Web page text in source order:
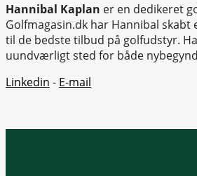
Hannibal Kaplan er en dedikeret
Golfmagasin.dk har Hannibal
til de bedste tilbud på golfudstyr.
uundværligt sted for både
Linkedin - E-mail